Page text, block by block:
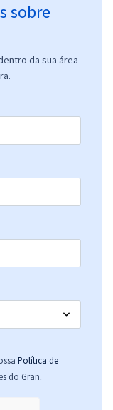
sobre
da sua área
Política de
do Gran.